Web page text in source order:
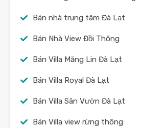
Bán nhà trung tâm Đà Lạt
Bán Nhà View Đồi Thông
Bán Villa Măng Lin Đà Lạt
Bán Villa Royal Đà Lạt
Bán Villa Sân Vườn Đà Lạt
Bán Villa view rừng thông